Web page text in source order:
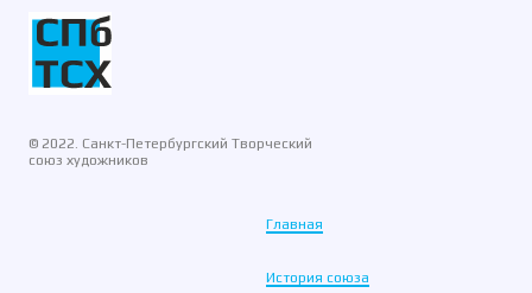
© 2022. Санкт-Петербургский Творческий
союз художников
Главная
История союза